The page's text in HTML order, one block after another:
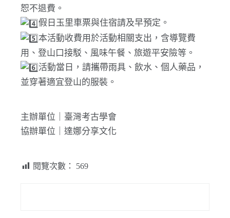
恕不退費。
假日玉里車票與住宿請及早預定。
本活動收費用於活動相關支出，含導覽費
用、登山口接駁、風味午餐、旅遊平安險等。
活動當日，請攜帶雨具、飲水、個人藥品，
並穿著適宜登山的服裝。
主辦單位｜臺灣考古學會
協辦單位｜達娜分享文化
閱覽次數： 569